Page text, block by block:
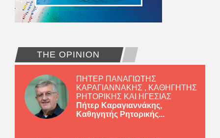
THE OPINION
ΠΗΤΕΡ ΠΑΝΑΓΙΩΤΗΣ
ΚΑΡΑΓΙΑΝΝΑΚΗΣ , ΚΑΘΗΓΗΤΗΣ
ΡΗΤΟΡΙΚΗΣ ΚΑΙ ΗΓΕΣΙΑΣ
Πήτερ Καραγιαννάκης,
Καθηγητής Ρητορικής...